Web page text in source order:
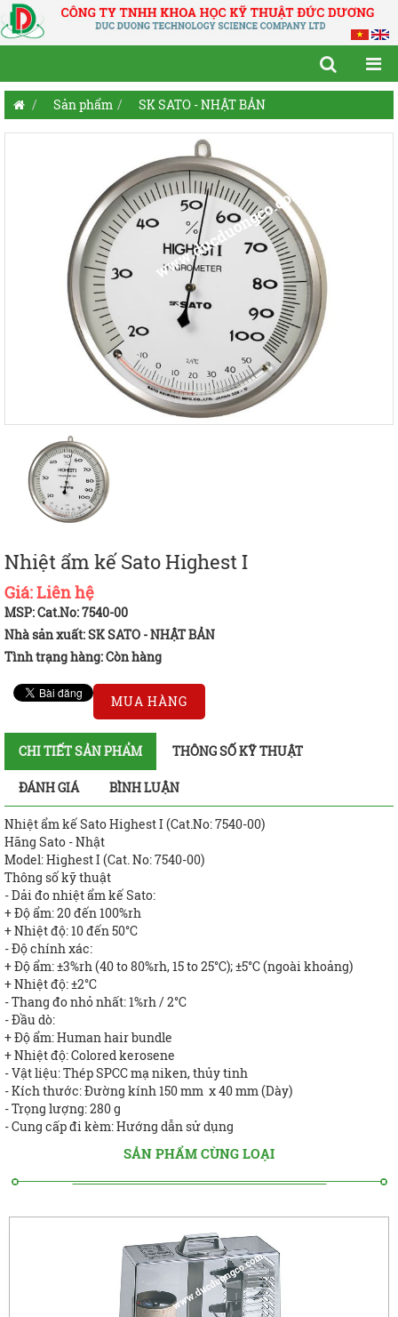
Sản phẩm SK SATO - NHẬT BẢN
Nhiệt ẩm kế Sato Highest I
Giá:Liên hệ
MSP: Cat.No: 7540-00
Nhà sản xuất: SK SATO - NHẬT BẢN
Tình trạng hàng:Còn hàng
MUA HÀNG
CHI TIẾT SẢN PHẨM THÔNG SỐ KỸ THUẬT
ĐÁNH GIÁ BÌNH LUẬN
Nhiệt ẩm kế Sato Highest I (Cat.No: 7540-00)
Hãng Sato - Nhật
Model: Highest I (Cat. No: 7540-00)
Thông số kỹ thuật
- Dải đo nhiệt ẩm kế Sato:
+ Độ ẩm: 20 đến 100%rh
+ Nhiệt độ: 10 đến 50°C
- Độ chính xác:
+ Độ ẩm: ±3%rh (40 to 80%rh, 15 to 25°C); ±5°C (ngoài khoảng)
+ Nhiệt độ: ±2°C
- Thang đo nhỏ nhất: 1%rh / 2°C
- Đầu dò:
+ Độ ẩm: Human hair bundle
+ Nhiệt độ: Colored kerosene
- Vật liệu: Thép SPCC mạ niken, thủy tinh
- Kích thước: Đường kính 150 mm x 40 mm (Dày)
- Trọng lượng: 280 g
- Cung cấp đi kèm: Hướng dẫn sử dụng
SẢN PHẨM CÙNG LOẠI